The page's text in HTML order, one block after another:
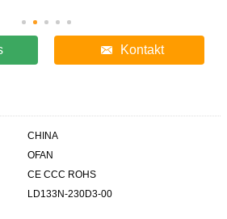
Kontakt
CHINA
OFAN
CE CCC ROHS
LD133N-230D3-00